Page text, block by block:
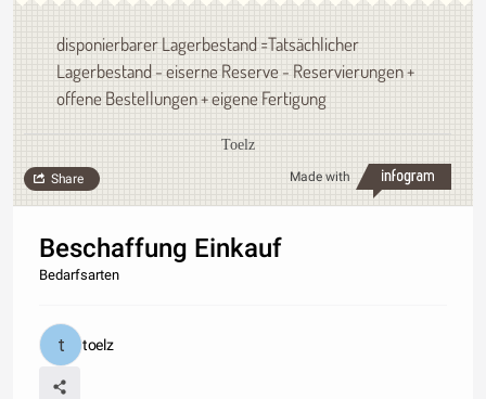
disponierbarer Lagerbestand =Tatsächlicher
Lagerbestand - eiserne Reserve - Reservierungen +
offene Bestellungen + eigene Fertigung
Toelz
Made with
Share
Beschaffung Einkauf
Bedarfsarten
toelz